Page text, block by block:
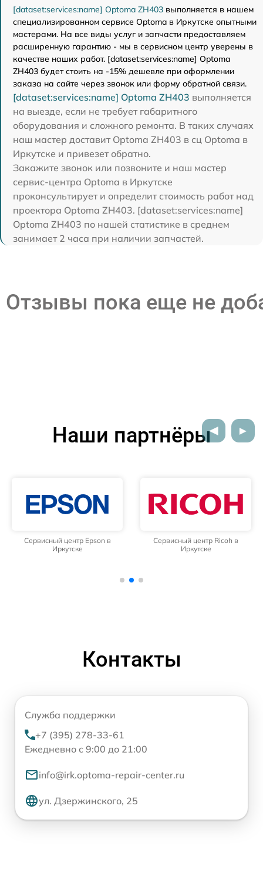
[dataset:services:name] Optoma ZH403 выполняется в нашем
специализированном сервисе Optoma в Иркутске опытными
мастерами. На все виды услуг и запчасти предоставляем
расширенную гарантию - мы в сервисном центр уверены в
качестве наших работ. [dataset:services:name] Optoma
ZH403 будет стоить на -15% дешевле при оформлении
заказа на сайте через звонок или форму обратной связи.
[dataset:services:name] Optoma ZH403 выполняется
на выезде, если не требует габаритного
оборудования и сложного ремонта. В таких случаях
наш мастер доставит Optoma ZH403 в сц Optoma в
Иркутске и привезет обратно.
Закажите звонок или позвоните и наш мастер
сервис-центра Optoma в Иркутске
проконсультирует и определит стоимость работ над
проектора Optoma ZH403. [dataset:services:name]
Optoma ZH403 по нашей статистике в среднем
занимает 2 часа при наличии запчастей.
Отзывы пока еще не
Наши партнёры
Сервисный центр Epson в
Иркутске
Сервисный центр Ricoh в
Иркутске
Контакты
Служба поддержки
+7 (395) 278-33-61
Ежедневно с 9:00 до 21:00
info@irk.optoma-repair-center.ru
ул. Дзержинского, 25